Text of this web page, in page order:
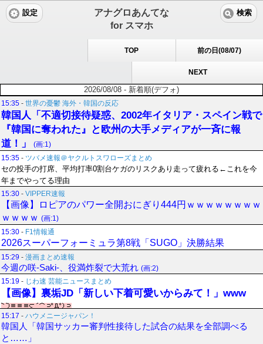
アナグロあんてな
for スマホ
設定 検索
TOP 前の日(08/07)
NEXT
2026/08/08 - 新着順(デフォ)
15:35 - 世界の憂鬱 海外・韓国の反応
韓国人「不適切接待疑惑、2002年イタリア・スペイン戦で
『韓国に奪われた』と欧州の大手メディアが一斉に報
道！」
(画:1)
15:35 - ツバメ速報＠ヤクルトスワローズまとめ
セの投手の打席、平均打率0割台ケガのリスクあり走って疲れる←これを今
年までやってる理由
15:30 - VIPPER速報
【画像】ロピアのパワー全開おにぎり444円ｗｗｗｗｗｗｗｗ
ｗｗｗｗ (画:1)
15:30 - F1情報通
2026スーパーフォーミュラ第8戦「SUGO」決勝結果
15:29 - 漫画まとめ速報
今週の咲-Saki-、役満炸裂で大荒れ (画:2)
15:19 - じわ速 芸能ニュースまとめ
【画像】裏垢JD「新しい下着可愛いからみて！」www
15:17 - ハウメニージャパン！
韓国人「韓国サッカー審判性接待した試合の結果を全部調べる
と……」